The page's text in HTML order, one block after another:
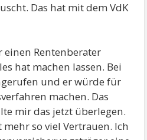
Das hat mit dem VdK
Rentenberater
hat machen lassen. Bei
und er würde für
machen. Das
mir das jetzt überlegen.
so viel Vertrauen. Ich